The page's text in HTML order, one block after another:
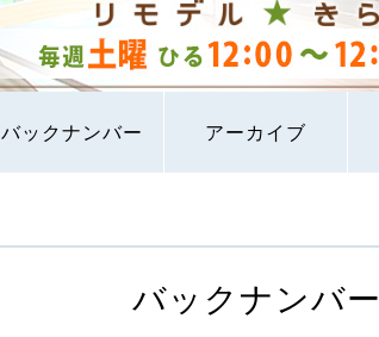
バックナンバー アーカイブ
バックナンバー